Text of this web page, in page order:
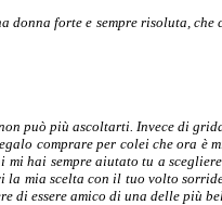
forte e sempre risoluta,
può più ascoltarti. Invece di
comprare per colei che ora è
sempre aiutato tu a
mia scelta con il tuo volto
essere amico di una delle più